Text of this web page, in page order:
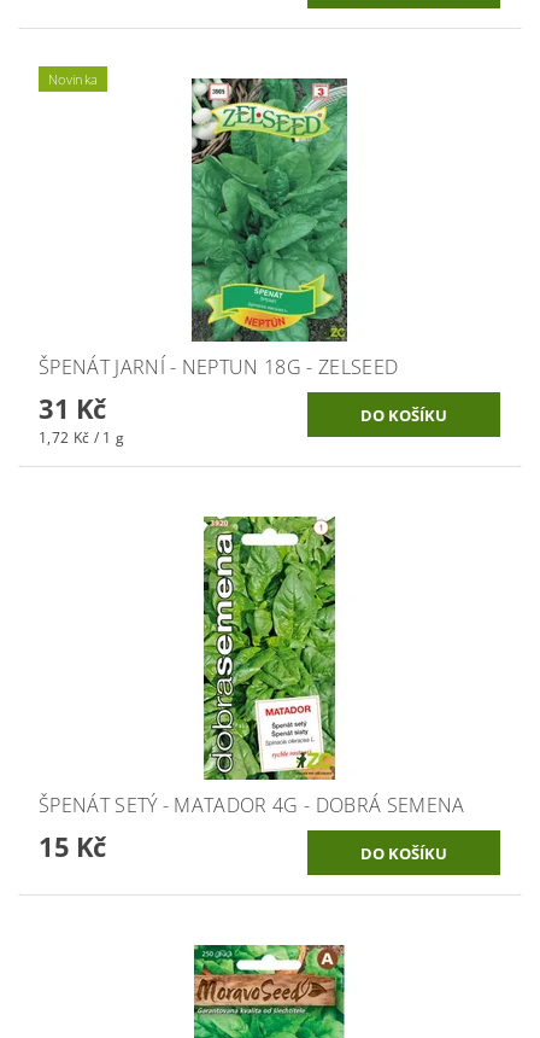
Novinka
ŠPENÁT JARNÍ - NEPTUN 18G - ZELSEED
31 Kč
1,72 Kč / 1 g
ŠPENÁT SETÝ - MATADOR 4G - DOBRÁ SEMENA
15 Kč